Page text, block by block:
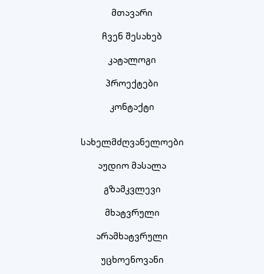
მთავარი
ჩვენ შესახებ
კატალოგი
პროექტები
კონტაქტი
სახელმძღვანელოები
აუდიო მასალა
გზამკვლევი
მხატვრული
არამხატვრული
უცხოენოვანი